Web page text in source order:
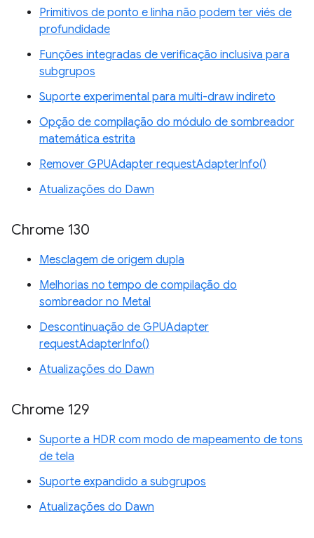
Primitivos de ponto e linha não podem ter viés de
profundidade
Funções integradas de verificação inclusiva para
subgrupos
Suporte experimental para multi-draw indireto
Opção de compilação do módulo de sombreador
matemática estrita
Remover GPUAdapter requestAdapterInfo()
Atualizações do Dawn
Chrome 130
Mesclagem de origem dupla
Melhorias no tempo de compilação do
sombreador no Metal
Descontinuação de GPUAdapter
requestAdapterInfo()
Atualizações do Dawn
Chrome 129
Suporte a HDR com modo de mapeamento de tons
de tela
Suporte expandido a subgrupos
Atualizações do Dawn